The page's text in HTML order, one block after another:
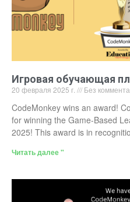
Игровая обучающая
20 февраля 2025 г. Без
CodeMonkey wins an award!
for winning the Game-Based
2025! This award is in
Читать далее "